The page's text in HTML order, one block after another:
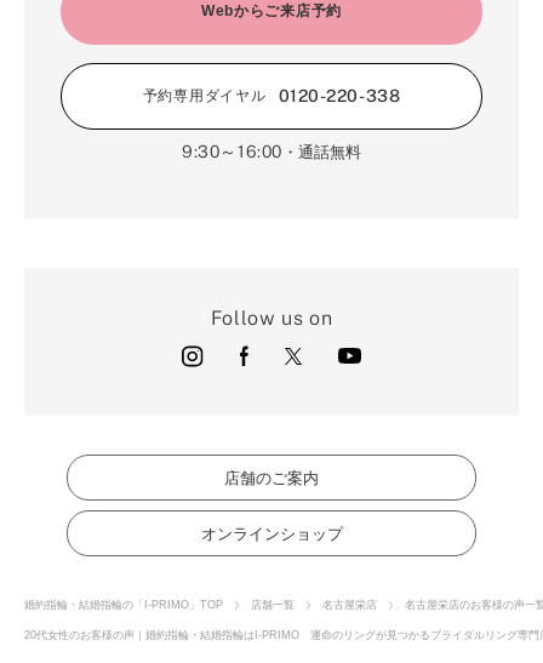
Webからご来店予約
予約専用ダイヤル 0120-220-338
9:30～16:00 ・通話無料
Follow us on
店舗のご案内
オンラインショップ
婚約指輪・結婚指輪の「I-PRIMO」TOP 店舗一覧 名古屋栄店 名古屋栄店のお客様の声一
20代女性のお客様の声｜婚約指輪・結婚指輪はI-PRIMO 運命のリングが見つかるブライダルリング専